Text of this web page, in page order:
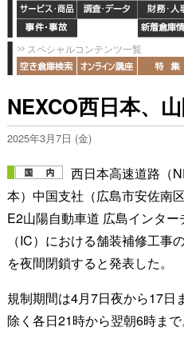
スペシャルコンテンツ一覧
NEXCO西日本、
2025年3月7日 (金)
西日本高速道路（
本）中国支社（広島市安佐南区
E2山陽自動車道 広島インター
（IC）における舗装補修工事
を夜間閉鎖すると発表した。
規制期間は4月7日夜から17日
除く各日21時から翌朝6時まで